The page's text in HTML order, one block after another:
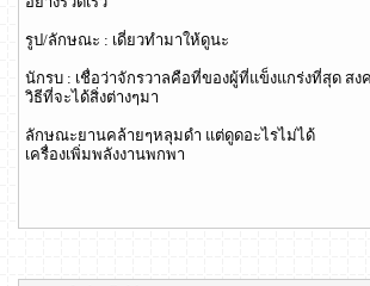
รูป/ลักษณะ : เดี่ยวทำมาให้ดูนะ
นักรบ : เชื่อว่าจักรวาลคือที่ของผู้ที่แข็งแกร่งที่สุด สง
วิธีที่จะได้สิ่งต่างๆมา
ลักษณะยานคล้ายๆหลุมดำ แต่ดูดอะไรไม่ได้
เครื่องเพิ่มพลังงานพกพา